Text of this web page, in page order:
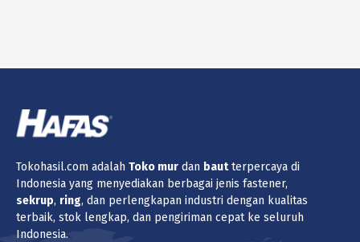
Tokohasil.com adalah Toko mur dan bautterpercaya di
Indonesia yang menyediakan berbagai jenis fastener,
sekrup, ring, dan perlengkapan industri dengan kualitas
terbaik, stok lengkap, dan pengiriman cepat ke seluruh
Indonesia.